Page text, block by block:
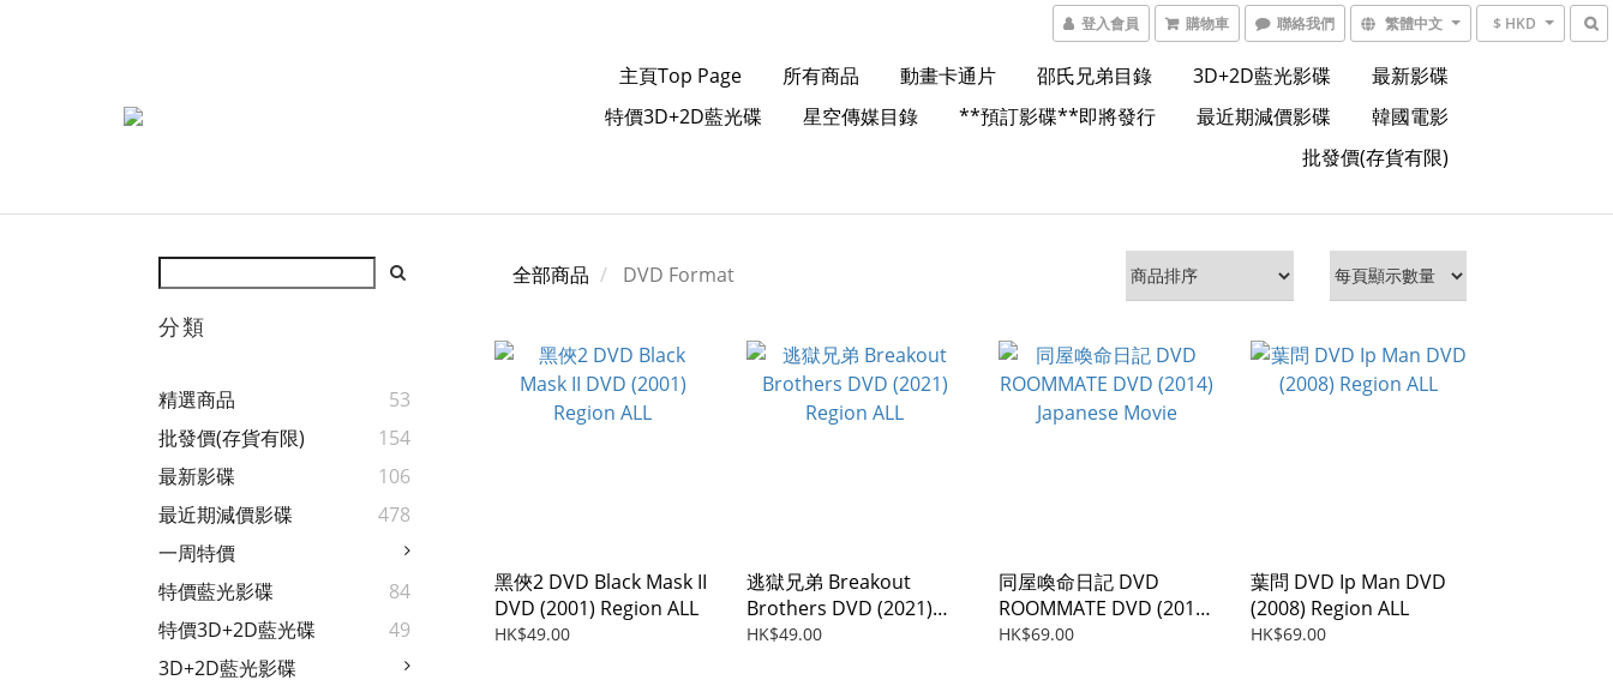
登入會員 購物車 聯絡我們 繁體中文 $ HKD
主頁Top Page 所有商品 動畫卡通片 邵氏兄弟目錄 3D+2D藍光影碟
最新影碟
特價3D+2D藍光碟
星空傳媒目錄 **預訂影碟**即將發行 最近期減價影碟
韓國電影
批發價(存貨有限)
分類
精選商品
53
批發價(存貨有限)
154
最新影碟
106
最近期減價影碟
478
一周特價
特價藍光影碟
84
特價3D+2D藍光碟
49
3D+2D藍光影碟
全部商品 DVD Format
黑俠2 DVD Black Mask II
DVD (2001) Region ALL
HK$49.00
逃獄兄弟 Breakout
Brothers DVD (2021)
Region ALL
HK$49.00
同屋喚命日記 DVD
ROOMMATE DVD (2014)
Japanese Movie
HK$69.00
葉問 DVD Ip Man DVD
(2008) Region ALL
HK$69.00